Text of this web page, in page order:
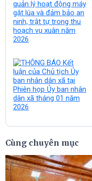
Cùng chuyên mục